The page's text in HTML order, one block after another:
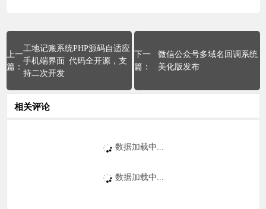
工地记账系统PHP源码自适应
手机端界面 代码全开源，支
持二次开发
微信公众号多域名回调系统
美化版发布
相关评论
数据加载中...
数据加载中...